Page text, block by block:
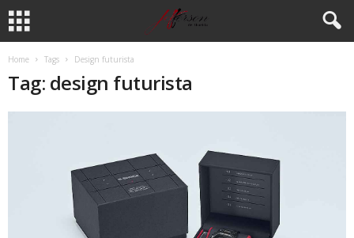
Home Tags Design futurista
Tag: design futurista